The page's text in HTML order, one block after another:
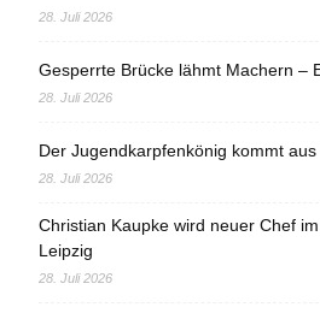
28. Juli 2026
Gesperrte Brücke lähmt Machern –
28. Juli 2026
Der Jugendkarpfenkönig kommt
28. Juli 2026
Christian Kaupke wird neuer Chef
Leipzig
28. Juli 2026